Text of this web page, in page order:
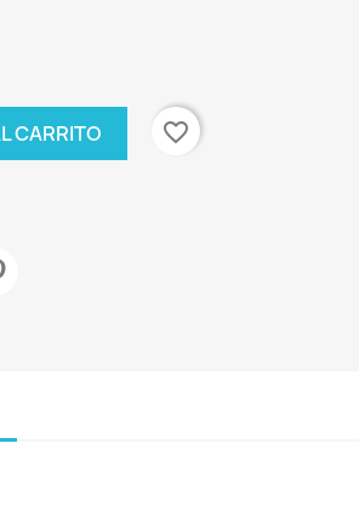
CARRITO favorite_border